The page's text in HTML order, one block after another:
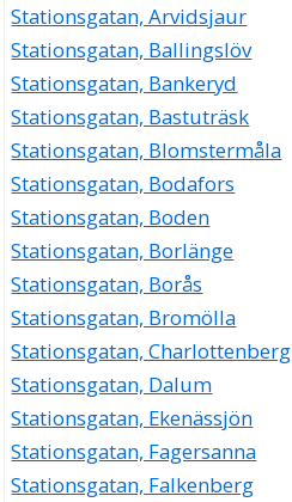
Stationsgatan, Arvidsjaur
Stationsgatan, Ballingslöv
Stationsgatan, Bankeryd
Stationsgatan, Bastuträsk
Stationsgatan, Blomstermåla
Stationsgatan, Bodafors
Stationsgatan, Boden
Stationsgatan, Borlänge
Stationsgatan, Borås
Stationsgatan, Bromölla
Stationsgatan, Charlottenberg
Stationsgatan, Dalum
Stationsgatan, Ekenässjön
Stationsgatan, Fagersanna
Stationsgatan, Falkenberg